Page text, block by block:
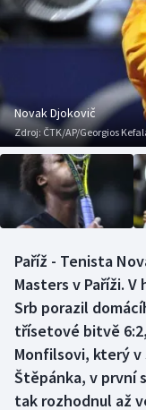
Americký fotbal
Baseball a softbal
Basketbal
Biatlon
Boby a skeleton
Curling
Dostihy
Florbal
NEPŘEHLÉDNĚTE
Historické návraty
Aplikace ČT sport
AZ kvíz
Novak Djokovič
Zdroj: ČTK/AP/Georgios
Paříž - Tenista
Masters v Paříži.
Srb porazil
třísetové bitvě
Monfilsovi, který v
Štěpánka, v první
tak rozhodnul až